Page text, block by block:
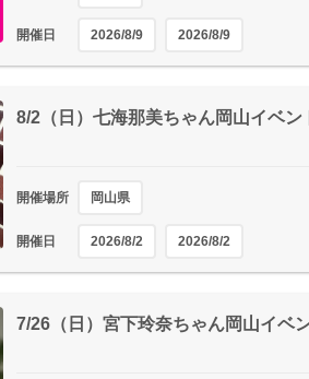
開催日 2026/8/9 2026/8/9
8/2（日）七海那美ちゃん岡山イベン
開催場所 岡山県
開催日 2026/8/2 2026/8/2
7/26（日）宮下玲奈ちゃん岡山イベ